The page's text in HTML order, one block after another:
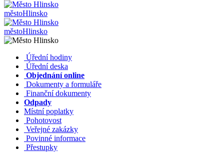
městoHlinsko
městoHlinsko
Úřední hodiny
Úřední deska
Objednání online
Dokumenty a formuláře
Finanční dokumenty
Odpady
Místní poplatky
Pohotovost
Veřejné zakázky
Povinné informace
Přestupky